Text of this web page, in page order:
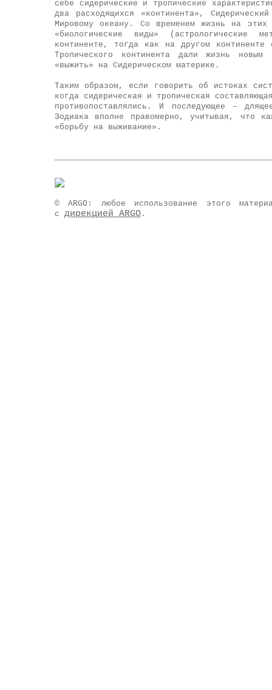
себе сидерические и тропические
два расходящихся «континента»,
Мировому океану. Со временем жизнь на
«биологические виды» (астрологические
континенте, тогда как на другом
Тропического континента дали жизнь
«выжить» на Сидерическом материке.
Таким образом, если говорить об истоках
когда сидерическая и тропическая
противопоставлялись. И последующее –
Зодиака вполне правомерно, учитывая, что
«борьбу на выживание».
© ARGO: любое использование этого
с дирекцией ARGO .